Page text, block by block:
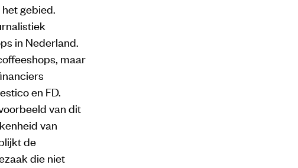
gebied.
in Nederland.
maar
en FD.
van dit
van
de
die niet